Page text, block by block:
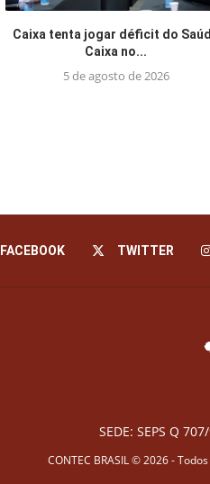
Caixa tenta jogar déficit do
Caixa no...
5 de agosto de 2026
FACEBOOK TWITTER
SEDE: SEPS Q
CONTEC BRASIL © 2026 -